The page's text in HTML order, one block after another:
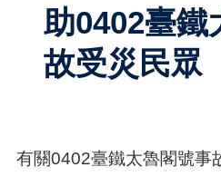
助0402臺鐵
故受災民眾
有關0402臺鐵太魯閣號事